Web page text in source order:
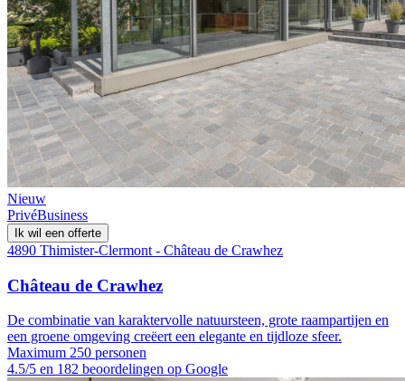
Nieuw
PrivéBusiness
Ik wil een offerte
4890 Thimister-Clermont - Château de Crawhez
Château de Crawhez
De combinatie van karaktervolle natuursteen, grote raampartijen en
een groene omgeving creëert een elegante en tijdloze sfeer.
Maximum 250 personen
4.5/5 en 182 beoordelingen op Google